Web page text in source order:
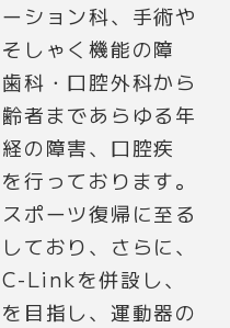
ション科、手術や
しゃく機能の障
科・口腔外科から
者まであらゆる年
の障害、口腔疾
行っております。
ポーツ復帰に至る
ており、さらに、
Linkを併設し、
目指し、運動器の